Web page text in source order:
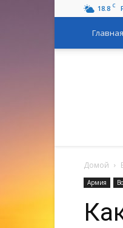
18.8 C
Домой
Армия